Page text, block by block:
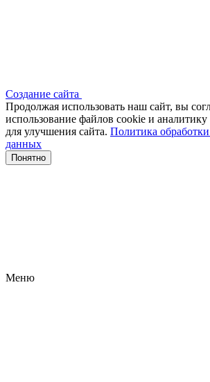
Создание сайта
Продолжая использовать наш сайт, вы
использование файлов сооkіе и
для улучшения сайта. Политика
данных
Понятно
Меню